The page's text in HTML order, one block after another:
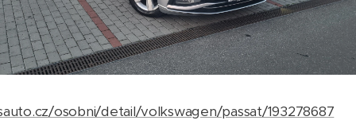
osobni/detail/volkswagen/passat/193278687